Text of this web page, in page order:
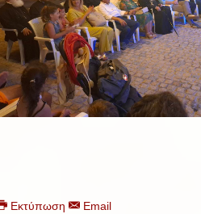
Εκτύπωση Email